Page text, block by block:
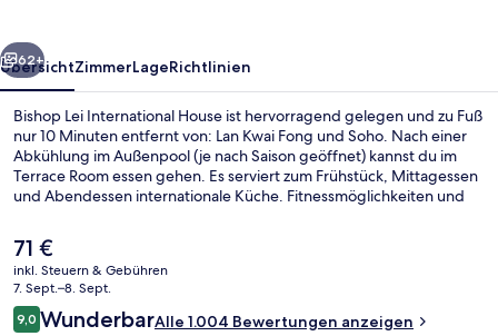
Weiter
62+
ÜbersichtZimmerLageRichtlinien
Bishop Lei International House ist hervorragend gelegen und zu Fuß
nur 10 Minuten entfernt von: Lan Kwai Fong und Soho. Nach einer
Abkühlung im Außenpool (je nach Saison geöffnet) kannst du im
Terrace Room essen gehen. Es serviert zum Frühstück, Mittagessen
und Abendessen internationale Küche. Fitnessmöglichkeiten und
lieben das hilfsbereite Personal und die zentrale Lage. Die
Unterkunft ist nur einen kurzen Fußmarsch von den öffentlichen
Verkehrsmitteln entfernt: Zur U-Bahn läuft man 11 Minuten
(Straßenbahnhaltestelle Pedder Street) bzw. 12 Minuten
(Straßenbahnhaltestelle Ice House Street).
Der
aktuelle
Preis
beträgt
71 €.
71 €
inkl. Steuern & Gebühren
7. Sept.–8. Sept.
Bewertungen
9,09,0 von 10.
WunderbarAlle 1.004 Bewertungen anzeigen